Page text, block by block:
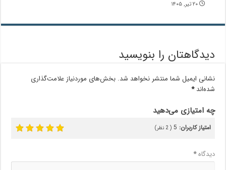
۲۰ تیر, ۱۴۰۵
دیدگاهتان را بنویسید
نشانی ایمیل شما منتشر نخواهد شد. بخش‌های موردنیاز علامت‌گذاری
شده‌اند*
چه امتیازی می‌دهید
امتیاز کاربران: 5
(
2 نظر)
دیدگاه*